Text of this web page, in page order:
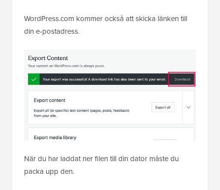
WordPress.com kommer också att skicka länken till
din e-postadress.
När du har laddat ner filen till din dator måste du
packa upp den.